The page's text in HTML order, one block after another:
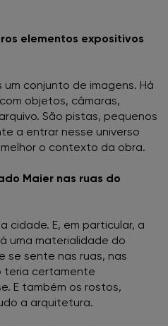
elementos expositivos
conjunto de imagens. Há
objetos, câmaras,
São pistas, pequenos
a entrar nesse universo
o contexto da obra.
Maier nas ruas do
cidade. E, em particular, a
uma materialidade do
se sente nas ruas, nas
teria certamente
E também os rostos,
a arquitetura.